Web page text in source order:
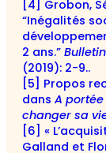
[4] Grobon,
“Inégalités
2 ans.”
(2019): 2-9..
[5] Propos
dans A
changer sa
[6] «
Galland et